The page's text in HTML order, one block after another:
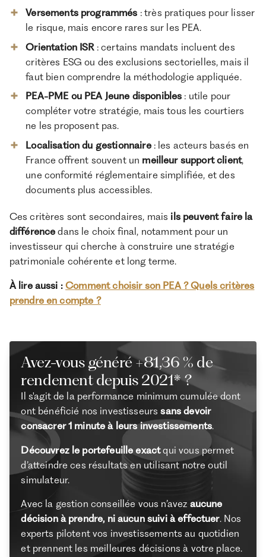
Versements programmés : très pratiques pour lisser
le risque, mais encore rares sur les PEA.
Orientation ISR: certains mandats incluent des
critères ESG ou des exclusions sectorielles, mais il
faut bien comprendre la méthodologie appliquée.
PEA-PME ou PEA Jeune disponibles : utile pour
compléter votre stratégie, mais tous les courtiers
ne les proposent pas.
Localisation du gestionnaire: les acteurs basés en
France offrent souvent un meilleur support client,
une conformité réglementaire simplifiée, et des
documents plus accessibles.
Ces critères sont secondaires, mais ils peuvent faire la
différence dans le choix final, notamment pour un
investisseur qui cherche à construire une stratégie
patrimoniale cohérente et long terme.
À lire aussi :Comment choisir son PEA ? Quels critères
prendre en compte ?
Avez-vous généré +81,36 % de
rendement depuis 2021* ?
Il s'agit de la performance minimum cumulée dont
ont bénéficié nos investisseurssans devoir
consacrer 1 minute à leurs investissements.
Découvrez le portefeuille exactqui vous permet
d’atteindre ces résultats en utilisant notre outil
simulateur.
Avec la gestion conseillée vous n’avez aucune
décision à prendre, ni aucun suivi à effectuer. Nos
experts pilotent vos investissements au quotidien
et prennent les meilleures décisions à votre place.